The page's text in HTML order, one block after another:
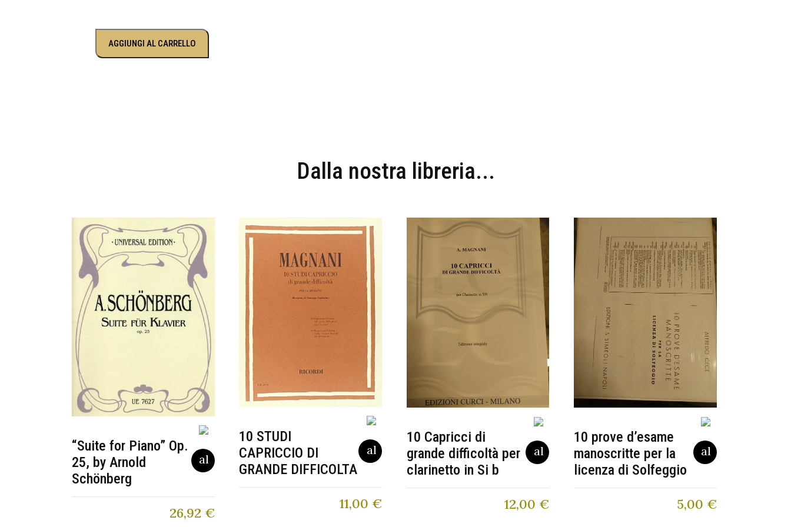
AGGIUNGI AL CARRELLO
Dalla nostra libreria...
“Suite for Piano” Op.
25, by Arnold
Schönberg
26,92 €
10 STUDI
CAPRICCIO DI
GRANDE DIFFICOLTA
11,00 €
10 Capricci di
grande difficoltà per
clarinetto in Si b
12,00 €
10 prove d’esame
manoscritte per la
licenza di Solfeggio
5,00 €